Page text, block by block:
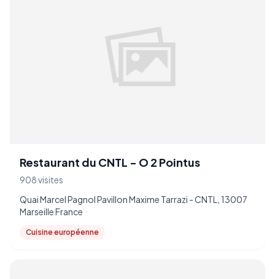
Restaurant du CNTL - O 2 Pointus
908 visites
Quai Marcel Pagnol Pavillon Maxime Tarrazi - CNTL, 13007
Marseille France
Cuisine européenne